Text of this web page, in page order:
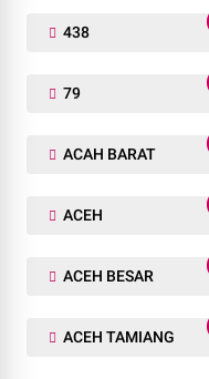
438
79
ACAH BARAT
ACEH
ACEH BESAR
ACEH TAMIANG